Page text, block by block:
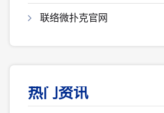
联络微扑克官网
热门资讯